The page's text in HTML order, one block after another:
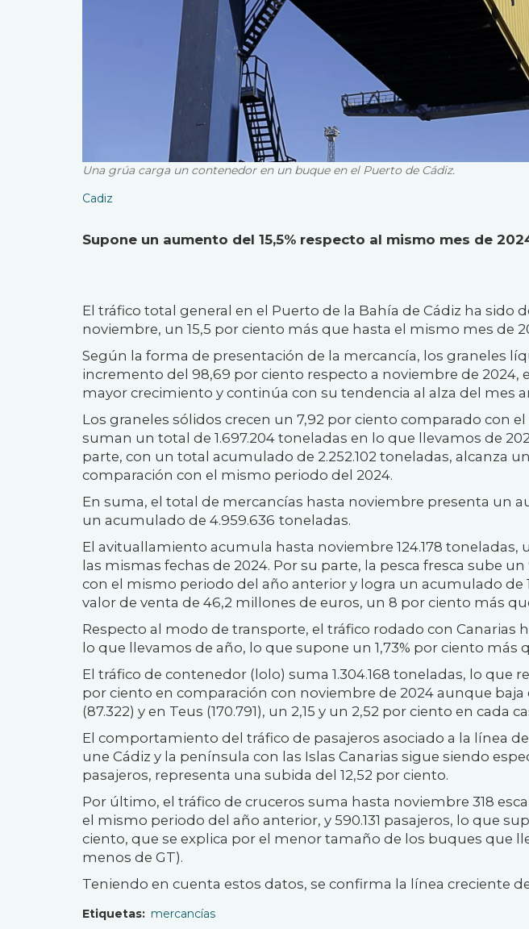
Una grúa carga un contenedor en un buque en el Puerto de Cádiz.
Cadiz
Supone un aumento del 15,5% respecto al mismo mes de
El tráfico total general en el Puerto de la Bahía de Cádiz ha sido
noviembre, un 15,5 por ciento más que hasta el mismo mes de
Según la forma de presentación de la mercancía, los graneles
incremento del 98,69 por ciento respecto a noviembre de 2024,
mayor crecimiento y continúa con su tendencia al alza del mes
Los graneles sólidos crecen un 7,92 por ciento comparado con
suman un total de 1.697.204 toneladas en lo que llevamos de
parte, con un total acumulado de 2.252.102 toneladas, alcanza
comparación con el mismo periodo del 2024.
En suma, el total de mercancías hasta noviembre presenta un
un acumulado de 4.959.636 toneladas.
El avituallamiento acumula hasta noviembre 124.178 toneladas,
las mismas fechas de 2024. Por su parte, la pesca fresca sube
con el mismo periodo del año anterior y logra un acumulado de
valor de venta de 46,2 millones de euros, un 8 por ciento más
Respecto al modo de transporte, el tráfico rodado con Canarias
lo que llevamos de año, lo que supone un 1,73% por ciento más
El tráfico de contenedor (lolo) suma 1.304.168 toneladas, lo que
por ciento en comparación con noviembre de 2024 aunque
(87.322) y en Teus (170.791), un 2,15 y un 2,52 por ciento en cada
El comportamiento del tráfico de pasajeros asociado a la línea
une Cádiz y la península con las Islas Canarias sigue siendo
pasajeros, representa una subida del 12,52 por ciento.
Por último, el tráfico de cruceros suma hasta noviembre 318
el mismo periodo del año anterior, y 590.131 pasajeros, lo que
ciento, que se explica por el menor tamaño de los buques que
menos de GT).
Teniendo en cuenta estos datos, se confirma la línea creciente
Etiquetas mercancías